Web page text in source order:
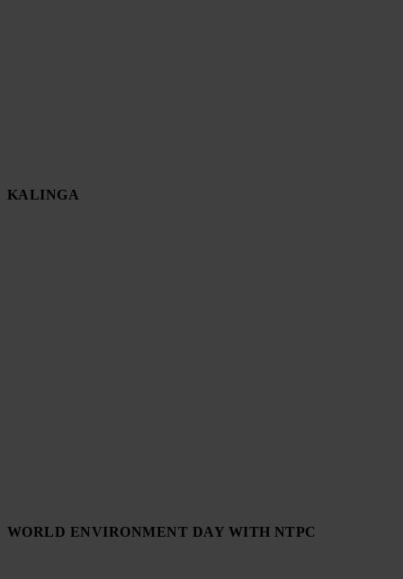
KALINGA
WORLD ENVIRONMENT DAY WITH NTPC